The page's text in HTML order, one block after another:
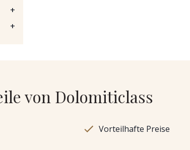
+
+
von Dolomiticlass
Vorteilhafte Preise